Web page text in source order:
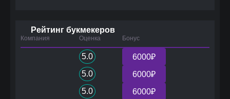
Рейтинг букмекеров
Компания Оценка Бонус
5.0
6000₽
5.0
6000₽
5.0
6000₽